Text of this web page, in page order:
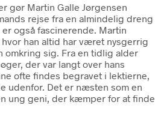
gør Martin Galle Jørgensen
rejse fra en almindelig dreng
også fascinerende. Martin
han altid har været nysgerrig
omkring sig. Fra en tidlig alder
der var langt over hans
ofte findes begravet i lektierne,
udenfor. Det er næsten som en
ung geni, der kæmper for at finde